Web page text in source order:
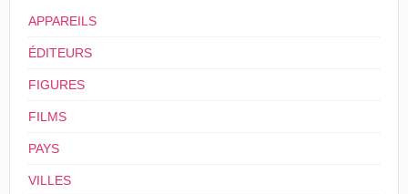
APPAREILS
ÉDITEURS
FIGURES
FILMS
PAYS
VILLES